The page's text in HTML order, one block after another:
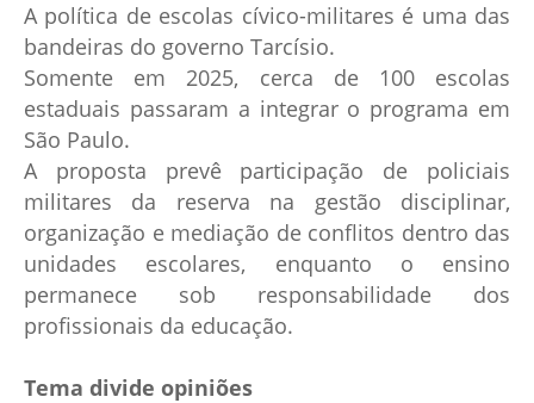
A política de escolas cívico-militares é uma das
bandeiras do governo Tarcísio.
Somente em 2025, cerca de 100 escolas
estaduais passaram a integrar o programa em
São Paulo.
A proposta prevê participação de policiais
militares da reserva na gestão disciplinar,
organização e mediação de conflitos dentro das
unidades escolares, enquanto o ensino
permanece sob responsabilidade dos
profissionais da educação.
Tema divide opiniões